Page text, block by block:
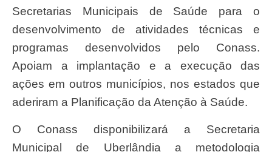
Secretarias Municipais de Saúde para o
desenvolvimento de atividades técnicas e
programas desenvolvidos pelo Conass.
Apoiam a implantação e a execução das
ações em outros municípios, nos estados que
aderiram a Planificação da Atenção à Saúde.
O Conass disponibilizará a Secretaria
Municipal de Uberlândia a metodologia